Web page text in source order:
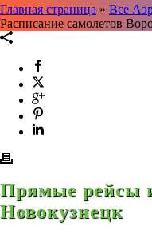
Главная страница » Все
Расписание самолетов
Прямые рейсы
Новокузнецк